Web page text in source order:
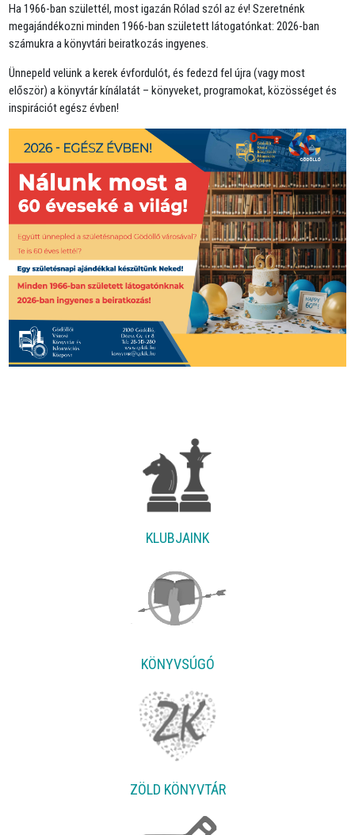
Ha 1966-ban születtél, most igazán Rólad szól az év! Szeretnénk
megajándékozni minden 1966-ban született látogatónkat: 2026-ban
számukra a könyvtári beiratkozás ingyenes.
Ünnepeld velünk a kerek évfordulót, és fedezd fel újra (vagy most
először) a könyvtár kínálatát – könyveket, programokat, közösséget és
inspirációt egész évben!
KLUBJAINK
KÖNYVSÚGÓ
ZÖLD KÖNYVTÁR